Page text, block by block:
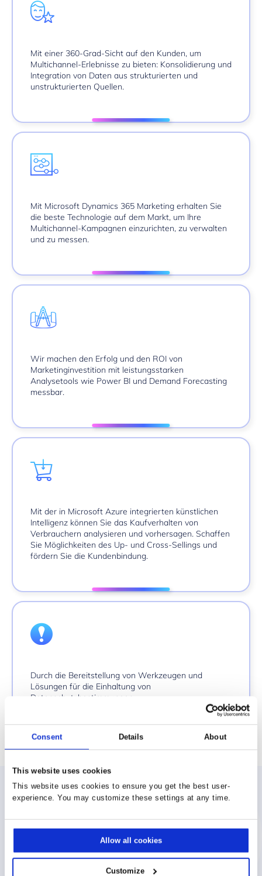
Consent Details About
This website uses cookies
This website uses cookies to ensure you get the best user-
experience. You may customize these settings at any time.
Allow all cookies
Customize
Mit einer 360-Grad-Sicht auf den Kunden, um
Multichannel-Erlebnisse zu bieten: Konsolidierung und
Integration von Daten aus strukturierten und
unstrukturierten Quellen.
Mit Microsoft Dynamics 365 Marketing erhalten Sie
die beste Technologie auf dem Markt, um Ihre
Multichannel-Kampagnen einzurichten, zu verwalten
und zu messen.
Wir machen den Erfolg und den ROI von
Marketinginvestition mit leistungsstarken
Analysetools wie Power BI und Demand Forecasting
messbar.
Mit der in Microsoft Azure integrierten künstlichen
Intelligenz können Sie das Kaufverhalten von
Verbrauchern analysieren und vorhersagen. Schaffen
Sie Möglichkeiten des Up- und Cross-Sellings und
fördern Sie die Kundenbindung.
Durch die Bereitstellung von Werkzeugen und
Lösungen für die Einhaltung von
Datenschutzbestimmungen
Warum Sie sich für
Prodware entscheiden